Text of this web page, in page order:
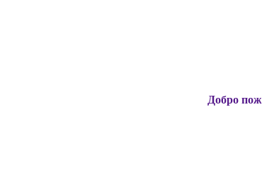
Добро пожаловать